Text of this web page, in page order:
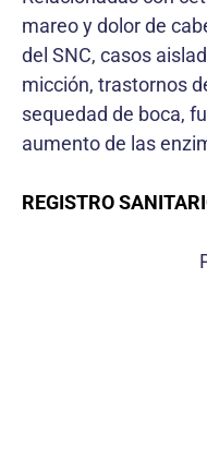
mareo y dolor de
del SNC, casos
micción, trastornos
sequedad de boca,
aumento de las
REGISTRO